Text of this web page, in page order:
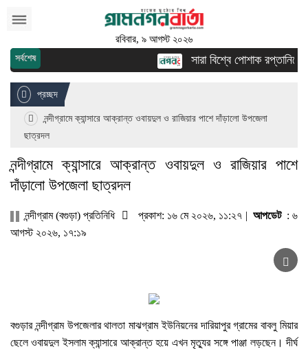
রবিবার, ৯ আগস্ট ২০২৬
সর্বশেষ সারা বিশ্বে পোশাক রপ্তানিতে
প্রচ্ছদ
নন্দীগ্রামে ক্যান্সারে আক্রান্ত ওবায়দুল ও রাজিয়ার পাশে দাঁড়ালো উপজেলা
ছাত্রদল
নন্দীগ্রামে ক্যান্সারে আক্রান্ত ওবায়দুল ও রাজিয়ার পাশে
দাঁড়ালো উপজেলা ছাত্রদল
নন্দীগ্রাম (বগুড়া) প্রতিনিধি প্রকাশ: ১৬ মে ২০২৬, ১১:২৭ | আপডেট: ৬
আগস্ট ২০২৬, ১৭:১৯
বগুড়ার নন্দীগ্রাম উপজেলার থালতা মাঝগ্রাম ইউনিয়নের দারিয়াপুর গ্রামের বাবলু মিয়ার
ছেলে ওবায়দুল ইসলাম ক্যান্সারে আক্রান্ত হয়ে এখন মৃত্যুর সঙ্গে পাঞ্জা লড়ছেন। দীর্ঘ